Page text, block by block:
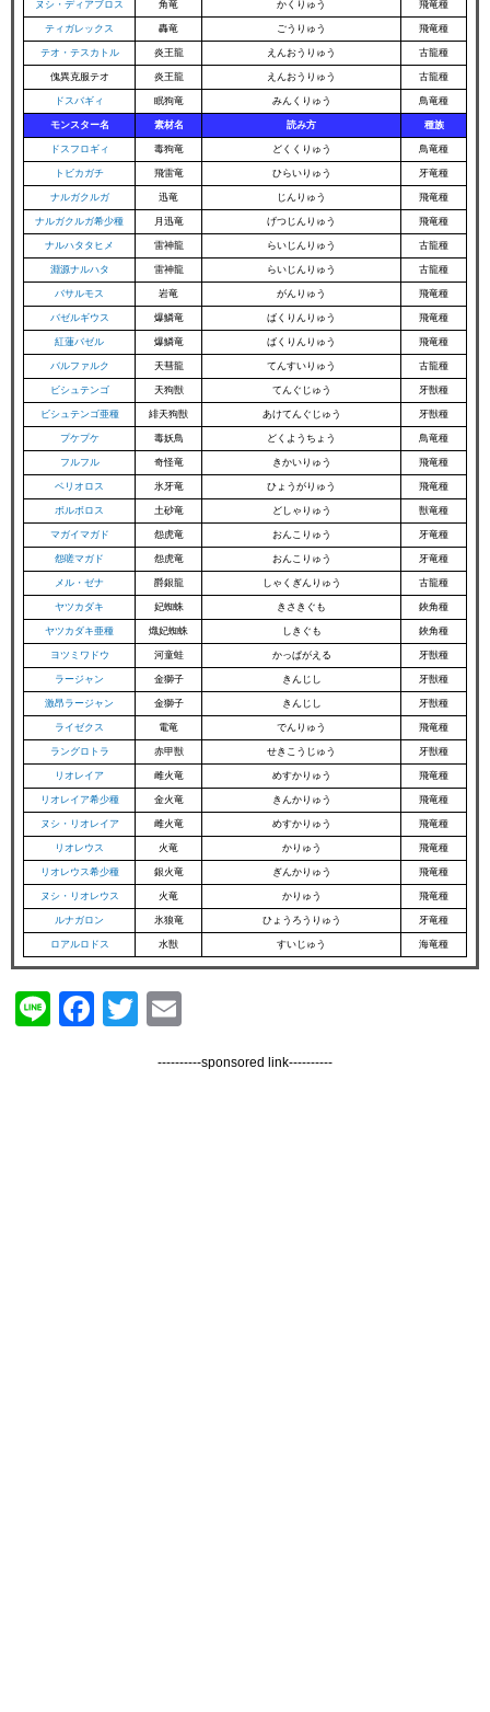
ヌシ・ディアブロス 角竜 かくりゅう 飛竜種
ティガレックス 轟竜 ごうりゅう 飛竜種
テオ・テスカトル 炎王龍 えんおうりゅう 古龍種
傀異克服テオ 炎王龍 えんおうりゅう 古龍種
ドスバギィ 眠狗竜 みんくりゅう 鳥竜種
モンスター名 素材名 読み方 種族
ドスフロギィ 毒狗竜 どくくりゅう 鳥竜種
トビカガチ 飛雷竜 ひらいりゅう 牙竜種
ナルガクルガ 迅竜 じんりゅう 飛竜種
ナルガクルガ希少種 月迅竜 げつじんりゅう 飛竜種
ナルハタタヒメ 雷神龍 らいじんりゅう 古龍種
淵源ナルハタ 雷神龍 らいじんりゅう 古龍種
バサルモス 岩竜 がんりゅう 飛竜種
バゼルギウス 爆鱗竜 ばくりんりゅう 飛竜種
紅蓮バゼル 爆鱗竜 ばくりんりゅう 飛竜種
バルファルク 天彗龍 てんすいりゅう 古龍種
ビシュテンゴ 天狗獣 てんぐじゅう 牙獣種
ビシュテンゴ亜種 緋天狗獣 あけてんぐじゅう 牙獣種
プケプケ 毒妖鳥 どくようちょう 鳥竜種
フルフル 奇怪竜 きかいりゅう 飛竜種
ベリオロス 氷牙竜 ひょうがりゅう 飛竜種
ボルボロス 土砂竜 どしゃりゅう 獣竜種
マガイマガド 怨虎竜 おんこりゅう 牙竜種
怨嗟マガド 怨虎竜 おんこりゅう 牙竜種
メル・ゼナ 爵銀龍 しゃくぎんりゅう 古龍種
ヤツカダキ 妃蜘蛛 きさきぐも 鋏角種
ヤツカダキ亜種 熾妃蜘蛛 しきぐも 鋏角種
ヨツミワドウ 河童蛙 かっぱがえる 牙獣種
ラージャン 金獅子 きんじし 牙獣種
激昂ラージャン 金獅子 きんじし 牙獣種
ライゼクス 電竜 でんりゅう 飛竜種
ラングロトラ 赤甲獣 せきこうじゅう 牙獣種
リオレイア 雌火竜 めすかりゅう 飛竜種
リオレイア希少種 金火竜 きんかりゅう 飛竜種
ヌシ・リオレイア 雌火竜 めすかりゅう 飛竜種
リオレウス 火竜 かりゅう 飛竜種
リオレウス希少種 銀火竜 ぎんかりゅう 飛竜種
ヌシ・リオレウス 火竜 かりゅう 飛竜種
ルナガロン 氷狼竜 ひょうろうりゅう 牙竜種
ロアルロドス 水獣 すいじゅう 海竜種
LineFacebook
Twitter
----------sponsored link----------